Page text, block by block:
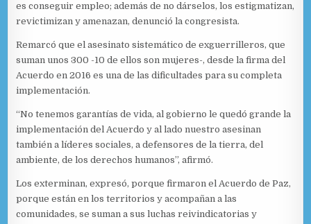
es conseguir empleo; además de no dárselos, los estigmatizan,
revictimizan y amenazan, denunció la congresista.
Remarcó que el asesinato sistemático de exguerrilleros, que
suman unos 300 -10 de ellos son mujeres-, desde la firma del
Acuerdo en 2016 es una de las dificultades para su completa
implementación.
“No tenemos garantías de vida, al gobierno le quedó grande la
implementación del Acuerdo y al lado nuestro asesinan
también a líderes sociales, a defensores de la tierra, del
ambiente, de los derechos humanos”, afirmó.
Los exterminan, expresó, porque firmaron el Acuerdo de Paz,
porque están en los territorios y acompañan a las
comunidades, se suman a sus luchas reivindicatorias y